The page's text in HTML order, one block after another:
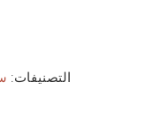
التصنيفات: